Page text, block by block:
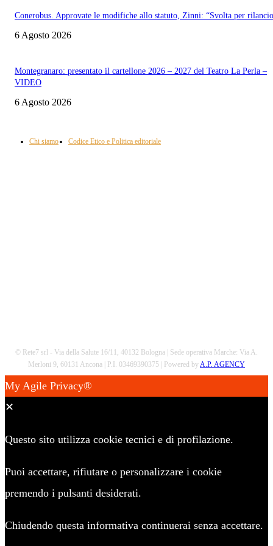
Conerobus. Approvate le modifiche allo statuto, Zinni: “Svolta per
6 Agosto 2026
Montegranaro: presentato il cartellone 2026 – 2027 del Teatro La Perla –
VIDEO
6 Agosto 2026
Chi siamo Codice Etico e Politica editoriale
© Rete7 srl - Via della Salute 16/11, 40132 Bologna | Sede operativa Marche: Via A.
Merloni 9, 60131 Ancona | P.I. 03469390375 | Powered by A.P. AGENCY
My Agile Privacy®
✕
Questo sito utilizza cookie tecnici e di profilazione.
Puoi accettare, rifiutare o personalizzare i cookie
premendo i pulsanti desiderati.
Chiudendo questa informativa continuerai senza accettare.